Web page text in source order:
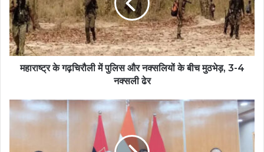
महाराष्ट्र के गढ़चिरौली में पुलिस और नक्सलियों के बीच मुठभेड़, 3-4
नक्सली ढेर